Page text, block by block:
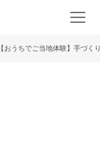
【おうちでご当地体験】手づく